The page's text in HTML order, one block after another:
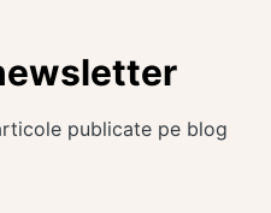
publicate pe blog